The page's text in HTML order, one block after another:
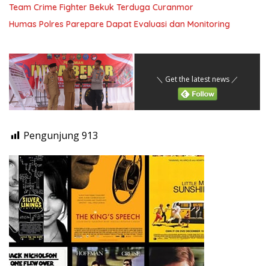
Team Crime Fighter Bekuk Terduga Curanmor
Humas Polres Parepare Dapat Evaluasi dan Monitoring
＼ Get the latest news ／
Pengunjung913